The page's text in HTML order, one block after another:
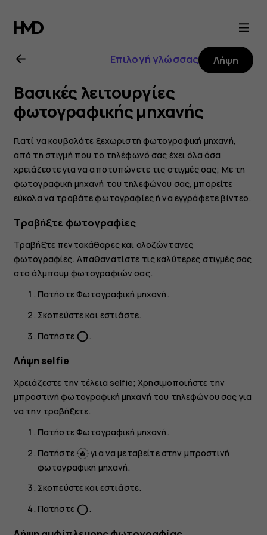
Οδηγίες
χρήσης
Nokia
6.2
Επιλογή γλώσσας Λήψη
Βασικές λειτουργίες
φωτογραφικής μηχανής
Γιατί να κουβαλάτε ξεχωριστή φωτογραφική μηχανή,
από τη στιγμή που το τηλέφωνό σας έχει όλα όσα
χρειάζεστε για να αποτυπώνετε τις στιγμές σας; Με τη
φωτογραφική μηχανή του τηλεφώνου σας, μπορείτε
εύκολα να τραβάτε φωτογραφίες ή να εγγράφετε βίντεο.
Τραβήξτε φωτογραφίες
Τραβήξτε πεντακάθαρες και ολοζώντανες
φωτογραφίες. Απαθανατίστε τις καλύτερες στιγμές σας
στο άλμπουμ φωτογραφιών σας.
ΠατήστεΦωτογραφική μηχανή.
Σκοπεύστε και εστιάστε.
Πατήστε panorama_fish_eye.
Λήψη selfie
Χρειάζεστε την τέλεια selfie; Χρησιμοποιήστε την
μπροστινή φωτογραφική μηχανή του τηλεφώνου σας για
να την τραβήξετε.
ΠατήστεΦωτογραφική μηχανή.
Πατήστε
για να μεταβείτε στην μπροστινή
φωτογραφική μηχανή.
Σκοπεύστε και εστιάστε.
Πατήστε panorama_fish_eye.